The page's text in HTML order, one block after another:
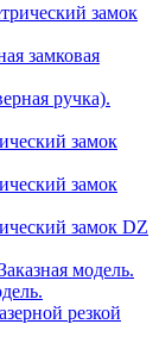
замок
замковая
ручка).
замок
замок
замок DZ
модель.
резкой